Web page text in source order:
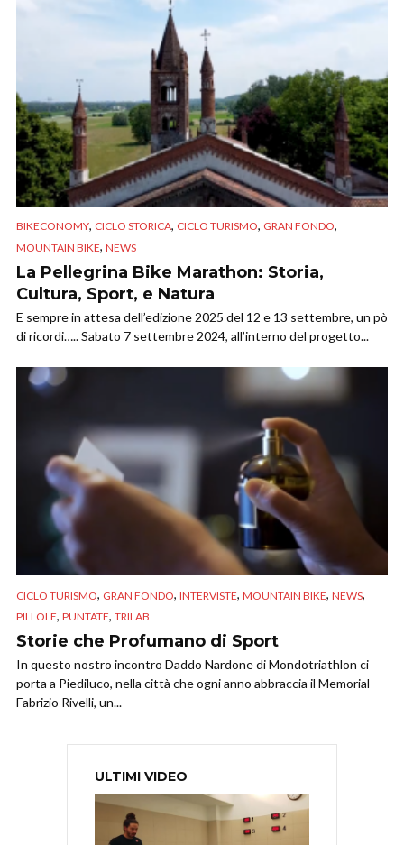
BIKECONOMY, CICLO STORICA, CICLO TURISMO, GRAN FONDO,
MOUNTAIN BIKE, NEWS
La Pellegrina Bike Marathon: Storia,
Cultura, Sport, e Natura
E sempre in attesa dell’edizione 2025 del 12 e 13 settembre, un pò
di ricordi….. Sabato 7 settembre 2024, all’interno del progetto...
CICLO TURISMO, GRAN FONDO, INTERVISTE, MOUNTAIN BIKE, NEWS,
PILLOLE, PUNTATE, TRILAB
Storie che Profumano di Sport
In questo nostro incontro Daddo Nardone di Mondotriathlon ci
porta a Piediluco, nella città che ogni anno abbraccia il Memorial
Fabrizio Rivelli, un...
ULTIMI VIDEO